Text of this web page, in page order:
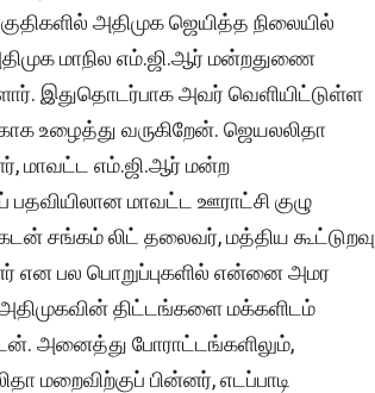
அதிமுக ஜெயித்த நிலையில்
மாநில எம்.ஜி.ஆர் மன்றதுணை
இதுதொடர்பாக அவர் வெளியிட்டுள்ள
உழைத்து வருகிறேன். ஜெயலலிதா
மாவட்ட எம்.ஜி.ஆர் மன்ற
மாவட்ட ஊராட்சி குழு
சங்கம் லிட் தலைவர், மத்திய கூட்டுறவு
என பல பொறுப்புகளில் என்னை அமர
திட்டங்களை மக்களிடம்
அனைத்து போராட்டங்களிலும்,
மறைவிற்குப் பின்னர், எடப்பாடி